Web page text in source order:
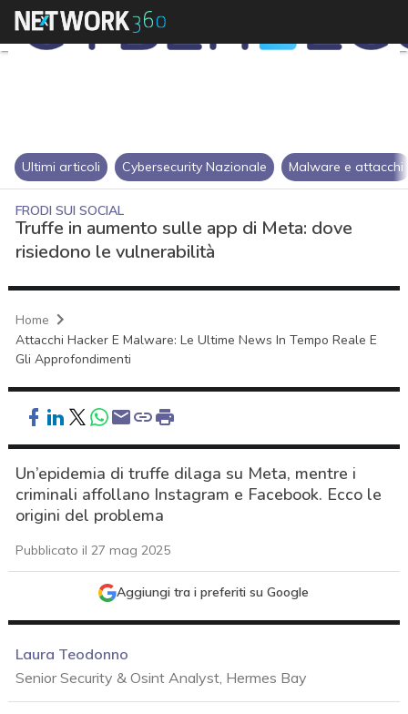
Ultimi articoli Cybersecurity Nazionale Malware e attacchi
FRODI SUI SOCIAL
Truffe in aumento sulle app di Meta: dove
risiedono le vulnerabilità
Home
Attacchi Hacker E Malware: Le Ultime News In Tempo Reale E
Gli Approfondimenti
Un’epidemia di truffe dilaga su Meta, mentre i
criminali affollano Instagram e Facebook. Ecco le
origini del problema
Pubblicato il 27 mag 2025
Aggiungi tra i preferiti su Google
Laura Teodonno
Senior Security & Osint Analyst, Hermes Bay